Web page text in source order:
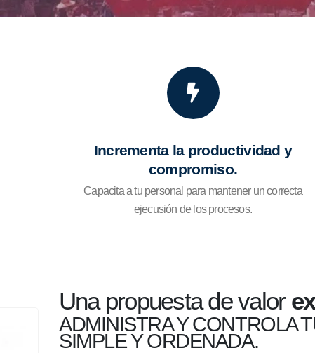
Incrementa la productividad y
compromiso.
Capacita a tu personal para mantener un correcta
ejecusión de los procesos.
Una propuesta de valor
ADMINISTRA Y CONTROLA
SIMPLE Y ORDENADA.